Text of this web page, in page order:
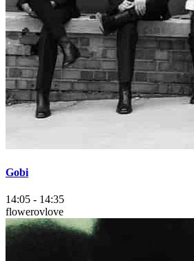
Gobi
14:05 - 14:35
flowerovlove